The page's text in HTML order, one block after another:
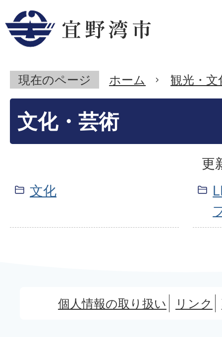
現在のページ ホーム 観光・
文化・芸術
更
文化
個人情報の取り扱い リンク